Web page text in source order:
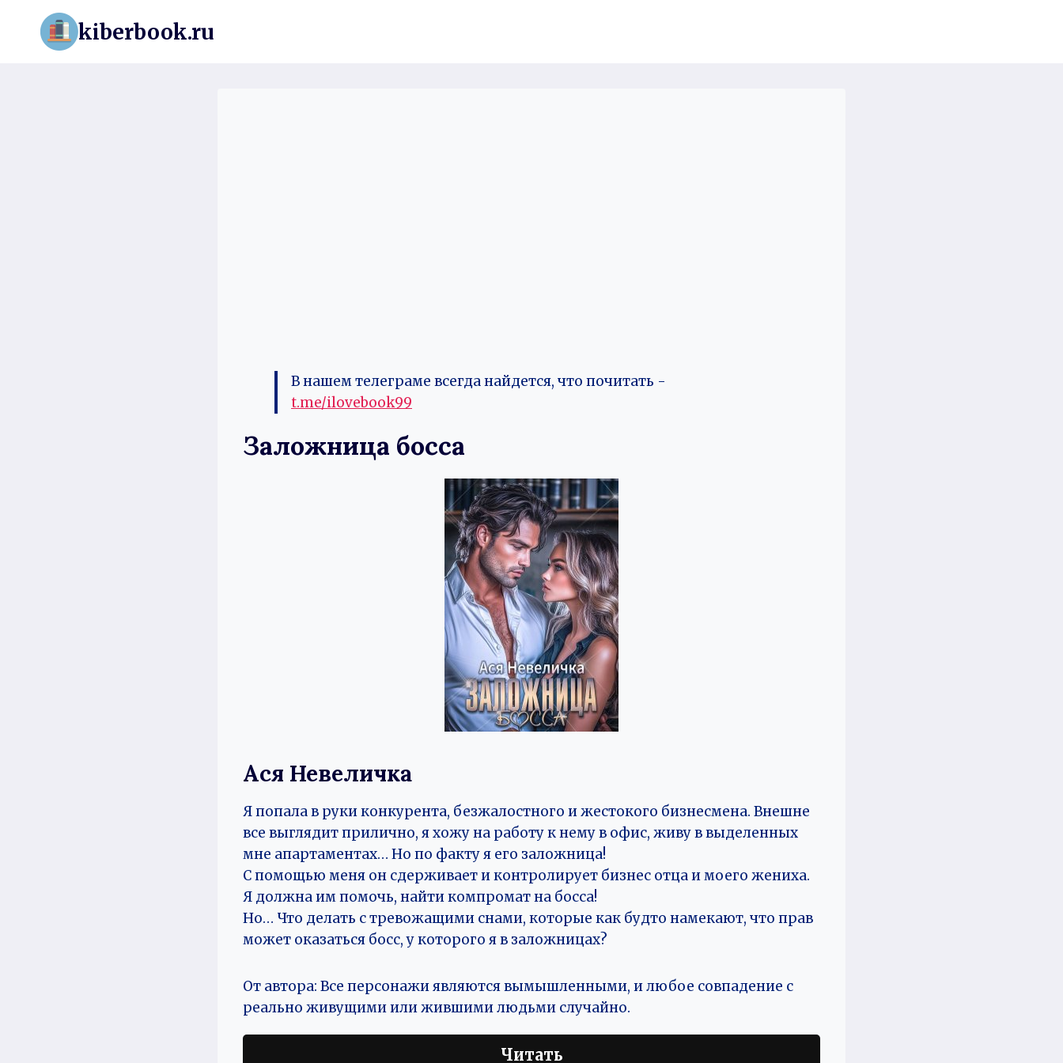
Перейти
содержимому
kiberbook.ru
В нашем телеграме всегда найдется, что почитать -
t.me/ilovebook99
Заложница босса
Ася Невеличка
Я попала в руки конкурента, безжалостного и жестокого бизнесмена. Внешне
все выглядит прилично, я хожу на работу к нему в офис, живу в выделенных
мне апартаментах… Но по факту я его заложница!
С помощью меня он сдерживает и контролирует бизнес отца и моего жениха.
Я должна им помочь, найти компромат на босса!
Но… Что делать с тревожащими снами, которые как будто намекают, что прав
может оказаться босс, у которого я в заложницах?
От автора: Все персонажи являются вымышленными, и любое совпадение с
реально живущими или жившими людьми случайно.
Читать